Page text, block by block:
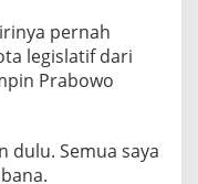
pernah
legislatif dari
Prabowo
dulu. Semua saya